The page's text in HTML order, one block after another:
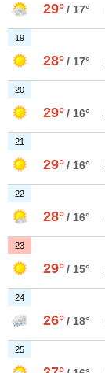
29°/ 17°
19
28°/ 17°
20
29°/ 16°
21
29°/ 16°
22
28°/ 16°
23
29°/ 15°
24
26°/ 18°
25